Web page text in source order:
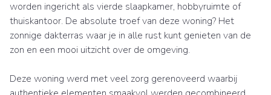
worden ingericht als vierde slaapkamer, hobbyruimte of
thuiskantoor. De absolute troef van deze woning? Het
zonnige dakterras waar je in alle rust kunt genieten van de
zon en een mooi uitzicht over de omgeving.
Deze woning werd met veel zorg gerenoveerd waarbij